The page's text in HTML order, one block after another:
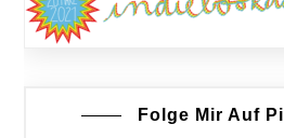
Folge Mir Auf